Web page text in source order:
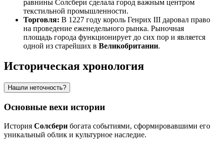
равнины Солсбери сделала город важным центром
текстильной промышленности.
Торговля: В 1227 году король Генрих III даровал право
на проведение еженедельного рынка. Рыночная
площадь города функционирует до сих пор и является
одной из старейших в Великобритании.
Историческая хронология
Нашли неточность?
Основные вехи истории
История Солсбери богата событиями, сформировавшими его
уникальный облик и культурное наследие.